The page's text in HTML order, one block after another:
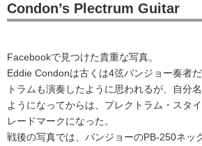
Condon’s Plectrum Guitar
Facebookで見つけた貴重な写真。
Eddie Condonは古くは4弦バンジョー奏者
トラムも演奏したように思われるが、自分
ようになってからは、プレクトラム・スタ
レードマークになった。
戦後の写真では、バンジョーのPB-250ネッ